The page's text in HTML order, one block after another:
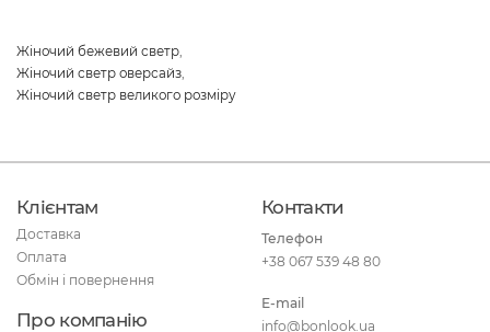
Жіночий бежевий светр,
Жіночий светр оверсайз,
Жіночий светр великого розміру
Клієнтам
Доставка
Оплата
Обмін і повернення
Про компанію
Контакти
Телефон
+38 067 539 48 80
E-mail
info@bonlook.ua